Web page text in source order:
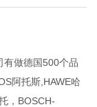
有做德国500个品
阿托斯,HAWE哈
，BOSCH-